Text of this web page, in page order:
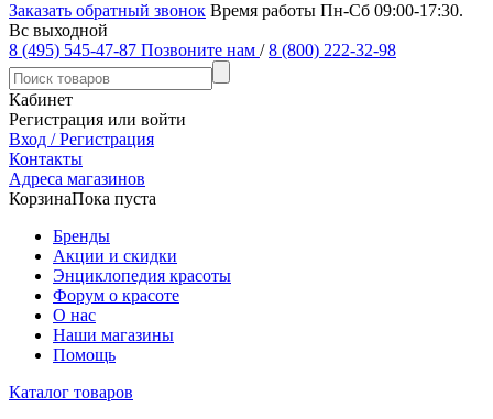
Заказать обратный звонок Время работы Пн-Сб 09:00-17:30.
Вс выходной
8 (495) 545-47-87 Позвоните нам / 8 (800) 222-32-98
Кабинет
Регистрация или войти
Вход / Регистрация
Контакты
Адреса магазинов
КорзинаПока пуста
Бренды
Акции и скидки
Энциклопедия красоты
Форум о красоте
О нас
Наши магазины
Помощь
Каталог товаров